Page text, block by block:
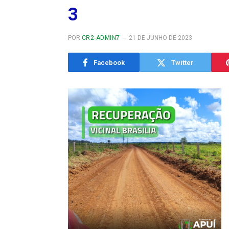
3
POR CR2-ADMIN7 21 DE JUNHO DE 2023
Facebook Twitter